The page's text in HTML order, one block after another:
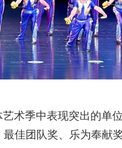
术季中表现突出的单
佳团队奖、乐为奉献